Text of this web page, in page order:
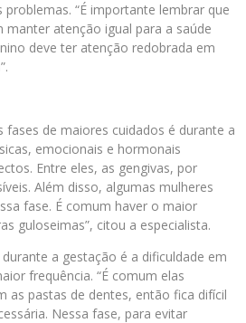
“É importante lembrar que
manter atenção igual para a saúde
deve ter atenção redobrada em
fases de maiores cuidados é durante a
emocionais e hormonais
Entre eles, as gengivas, por
Além disso, algumas mulheres
fase. É comum haver o maior
guloseimas”, citou a especialista.
a gestação é a dificuldade em
frequência. “É comum elas
as pastas de dentes, então fica difícil
Nessa fase, para evitar